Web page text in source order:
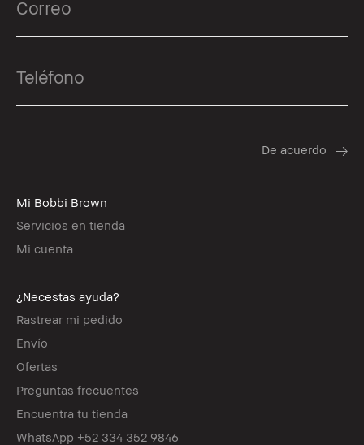
Mi Bobbi Brown
Servicios en tienda
Mi cuenta
¿Necestas ayuda?
Rastrear mi pedido
Envío
Ofertas
Preguntas frecuentes
Encuentra tu tienda
WhatsApp +52 334 352 9846